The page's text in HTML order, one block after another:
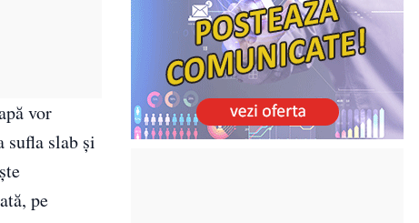
vor
slab și
pe